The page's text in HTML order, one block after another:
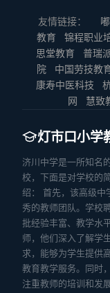
友情链接：
教育
锦程职业
思堂教育
普瑞
院
中国劳技教
康寿中医科技
网
慧致
灯市口小学
济川中学是一所知名
校，下面是对学校的
绍： 首先，该高级中
秀的教师团队。学校
批经验丰富、教学水
师，他们深入了解学
求，能够为学生提供
教育教学服务。同时
注重教师的培训和发